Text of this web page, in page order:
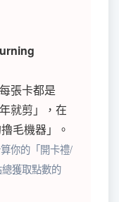
張卡都是
就剪」，在
毛機器」。
你的「開卡禮/
獲取點數的